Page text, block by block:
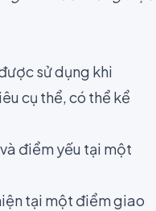
sử dụng khi
cụ thể, có thể kể
điểm yếu tại một
tại một điểm giao